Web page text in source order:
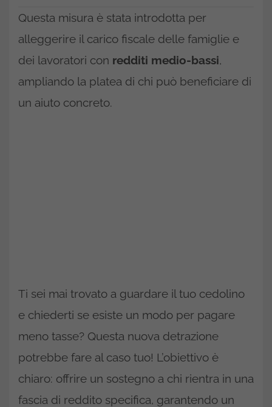
Questa misura è stata introdotta per
alleggerire il carico fiscale delle famiglie e
dei lavoratori con redditi medio-bassi,
ampliando la platea di chi può beneficiare di
un aiuto concreto.
Ti sei mai trovato a guardare il tuo cedolino
e chiederti se esiste un modo per pagare
meno tasse? Questa nuova detrazione
potrebbe fare al caso tuo! L’obiettivo è
chiaro: offrire un sostegno a chi rientra in una
fascia di reddito specifica, garantendo un